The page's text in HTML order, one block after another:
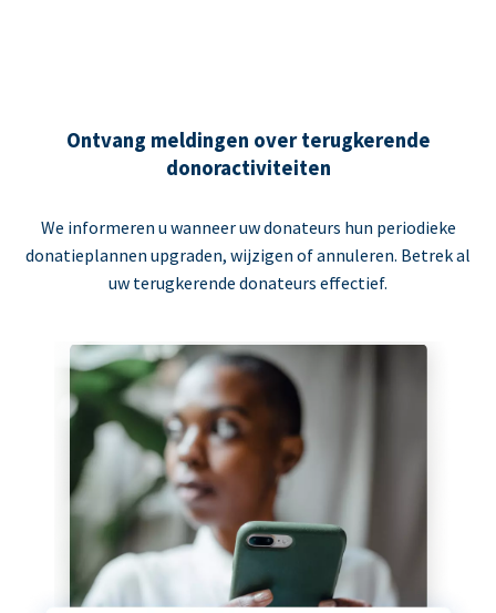
Ontvang meldingen over terugkerende
donoractiviteiten
We informeren u wanneer uw donateurs hun periodieke
donatieplannen upgraden, wijzigen of annuleren. Betrek al
uw terugkerende donateurs effectief.